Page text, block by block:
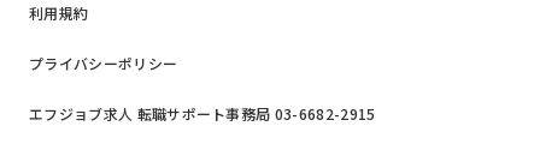
利用規約
プライバシーポリシー
エフジョブ求人 転職サポート事務局 03-6682-2915